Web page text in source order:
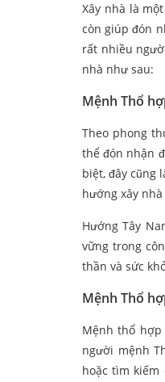
Xây nhà là
còn giúp đón
rất nhiều
nhà như sau:
Mệnh Thổ
Theo phong
thể đón nhận
biệt, đây cũng
hướng xây
Hướng Tây
vững trong
thần và sức
Mệnh Thổ
Mệnh thổ hợp
người mệnh
hoặc tìm